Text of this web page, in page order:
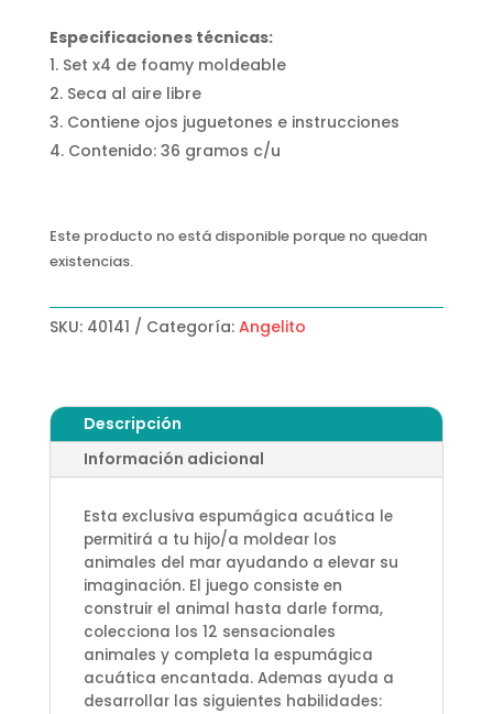
Especificaciones técnicas:
Set x4 de foamy moldeable
Seca al aire libre
Contiene ojos juguetones e instrucciones
Contenido: 36 gramos c/u
Este producto no está disponible porque no quedan
existencias.
SKU: 40141 Categoría: Angelito
Descripción
Información adicional
Esta exclusiva espumágica acuática le
permitirá a tu hijo/a moldear los
animales del mar ayudando a elevar su
imaginación. El juego consiste en
construir el animal hasta darle forma,
colecciona los 12 sensacionales
animales y completa la espumágica
acuática encantada. Ademas ayuda a
desarrollar las siguientes habilidades: